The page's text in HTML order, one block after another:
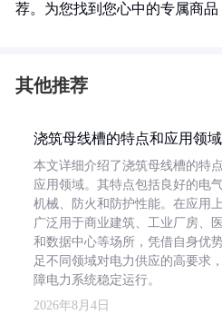
荐。为您找到您心中的专属商品
其他推荐
浇筑母线槽的特点和应用领域
本文详细介绍了浇筑母线槽的特
应用领域。其特点包括良好的电气
机械、防火和防护性能。在应用上
广泛用于商业建筑、工业厂房、
和数据中心等场所，凭借自身优
足不同领域对电力供应的高要求
障电力系统稳定运行。
2026年8月4日